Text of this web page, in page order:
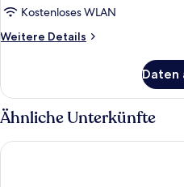
Kostenloses WLAN
Weitere Details
Weitere
Suite
Daten
Ähnliche Unterkünfte
ibis budget Vitoria